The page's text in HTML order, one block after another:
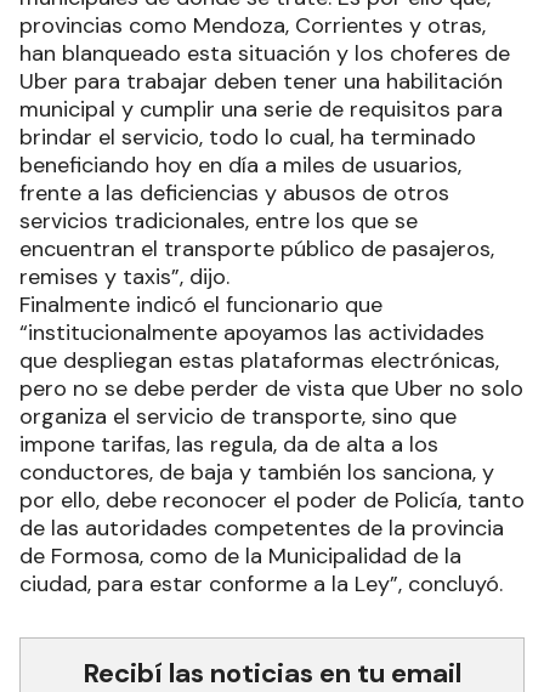
provincias como Mendoza, Corrientes y otras,
han blanqueado esta situación y los choferes de
Uber para trabajar deben tener una habilitación
municipal y cumplir una serie de requisitos para
brindar el servicio, todo lo cual, ha terminado
beneficiando hoy en día a miles de usuarios,
frente a las deficiencias y abusos de otros
servicios tradicionales, entre los que se
encuentran el transporte público de pasajeros,
remises y taxis”, dijo.
Finalmente indicó el funcionario que
“institucionalmente apoyamos las actividades
que despliegan estas plataformas electrónicas,
pero no se debe perder de vista que Uber no solo
organiza el servicio de transporte, sino que
impone tarifas, las regula, da de alta a los
conductores, de baja y también los sanciona, y
por ello, debe reconocer el poder de Policía, tanto
de las autoridades competentes de la provincia
de Formosa, como de la Municipalidad de la
ciudad, para estar conforme a la Ley”, concluyó.
Recibí las noticias en tu email